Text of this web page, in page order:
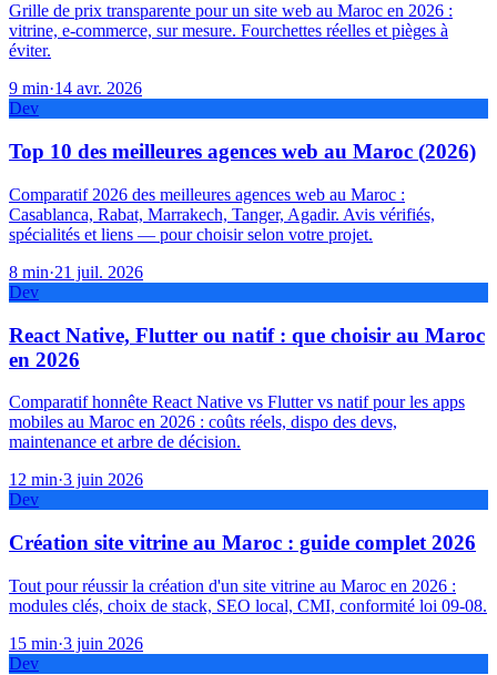
Grille de prix transparente pour un site web au Maroc en 2026 :
vitrine, e-commerce, sur mesure. Fourchettes réelles et pièges à
éviter.
9 min·14 avr. 2026
Dev
Top 10 des meilleures agences web au Maroc (2026)
Comparatif 2026 des meilleures agences web au Maroc :
Casablanca, Rabat, Marrakech, Tanger, Agadir. Avis vérifiés,
spécialités et liens — pour choisir selon votre projet.
8 min·21 juil. 2026
Dev
React Native, Flutter ou natif : que choisir au Maroc
en 2026
Comparatif honnête React Native vs Flutter vs natif pour les apps
mobiles au Maroc en 2026 : coûts réels, dispo des devs,
maintenance et arbre de décision.
12 min·3 juin 2026
Dev
Création site vitrine au Maroc : guide complet 2026
Tout pour réussir la création d'un site vitrine au Maroc en 2026 :
modules clés, choix de stack, SEO local, CMI, conformité loi 09-08.
15 min·3 juin 2026
Dev